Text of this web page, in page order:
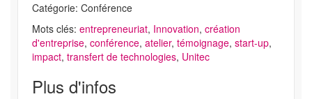
Catégorie: Conférence
Mots clés: entrepreneuriat, Innovation, création
d'entreprise, conférence, atelier, témoignage, start-up,
impact, transfert de technologies, Unitec
Plus d'infos